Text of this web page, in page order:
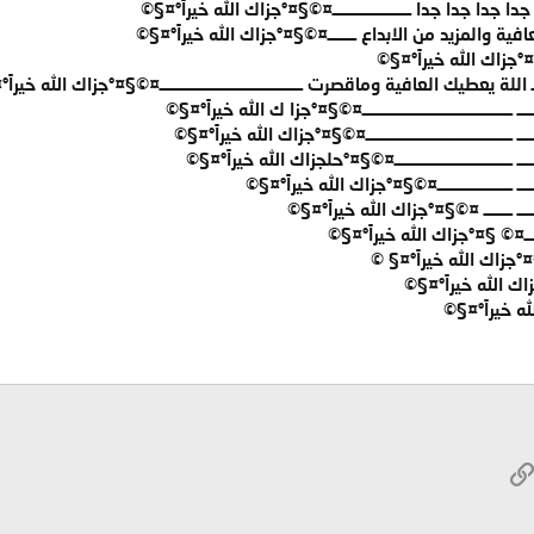
جدا جدا جدا جدا ــــــــــــــــــــــ¤©§¤°جزاك الله خيراً°¤§©
والمزيد من الابداع ــــــــ¤©§¤°جزاك الله خيراً°¤§©
الله خيراً°¤§©
اللة يعطيك العافية وماقصرت ــــــــــــــــــــــــــــــــــــــــ¤©§¤°جزاك الله
ــــــــــــــــــــــــــــــــــــــــــ¤©§¤°جزا ك الله خيراً°¤§©
ـــــــــــــــــــــــــــــــــــــــــ¤©§¤°جزاك الله خيراً°¤§©
ـــــــــــــــــــــــــــــــــ¤©§¤°حلجزاك الله خيراً°¤§©
ـــــــــــــــــــــ¤©§¤°جزاك الله خيراً°¤§©
ــــــــ ¤©§¤°جزاك الله خيراً°¤§©
§¤°جزاك الله خيراً°¤§©
الله خيراً°¤§ ©
الله خيراً°¤§©
خيراً°¤§©
الإلكتروني